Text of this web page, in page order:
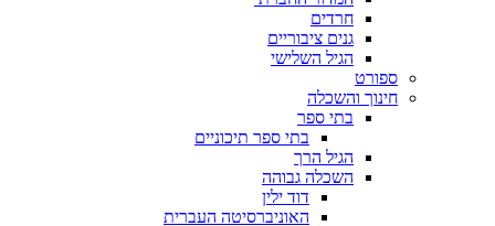
חרדים
גנים ציבוריים
הגיל השלישי
ספורט
חינוך והשכלה
בתי ספר
בתי ספר תיכוניים
הגיל הרך
השכלה גבוהה
דוד ילין
האוניברסיטה העברית